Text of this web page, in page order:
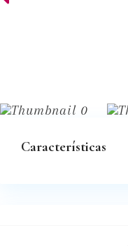
Características